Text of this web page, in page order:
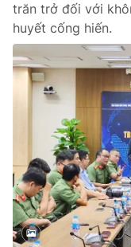
trăn trở đối với
huyết cống hiến.